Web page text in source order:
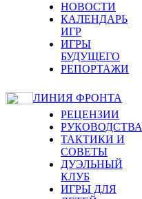
НОВОСТИ
КАЛЕНДАРЬ
ИГР
ИГРЫ
БУДУЩЕГО
РЕПОРТАЖИ
ЛИНИЯ ФРОНТА
РЕЦЕНЗИИ
РУКОВОДСТВА
ТАКТИКИ И
СОВЕТЫ
ДУЭЛЬНЫЙ
КЛУБ
ИГРЫ ДЛЯ